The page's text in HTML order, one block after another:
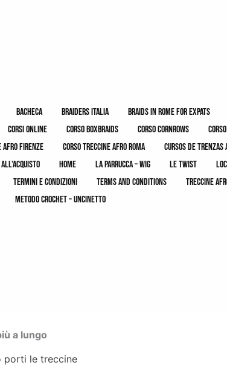
bacheca braiders italia braids in rome for expats
corsi online corso boxbraids corso cornrows
afro firenze corso treccine afro roma
cursos de trenzas
home la parrucca – wig le twist
termini e condizioni terms and conditions
treccine
metodo crochet – uncinetto
a lungo
porti le treccine